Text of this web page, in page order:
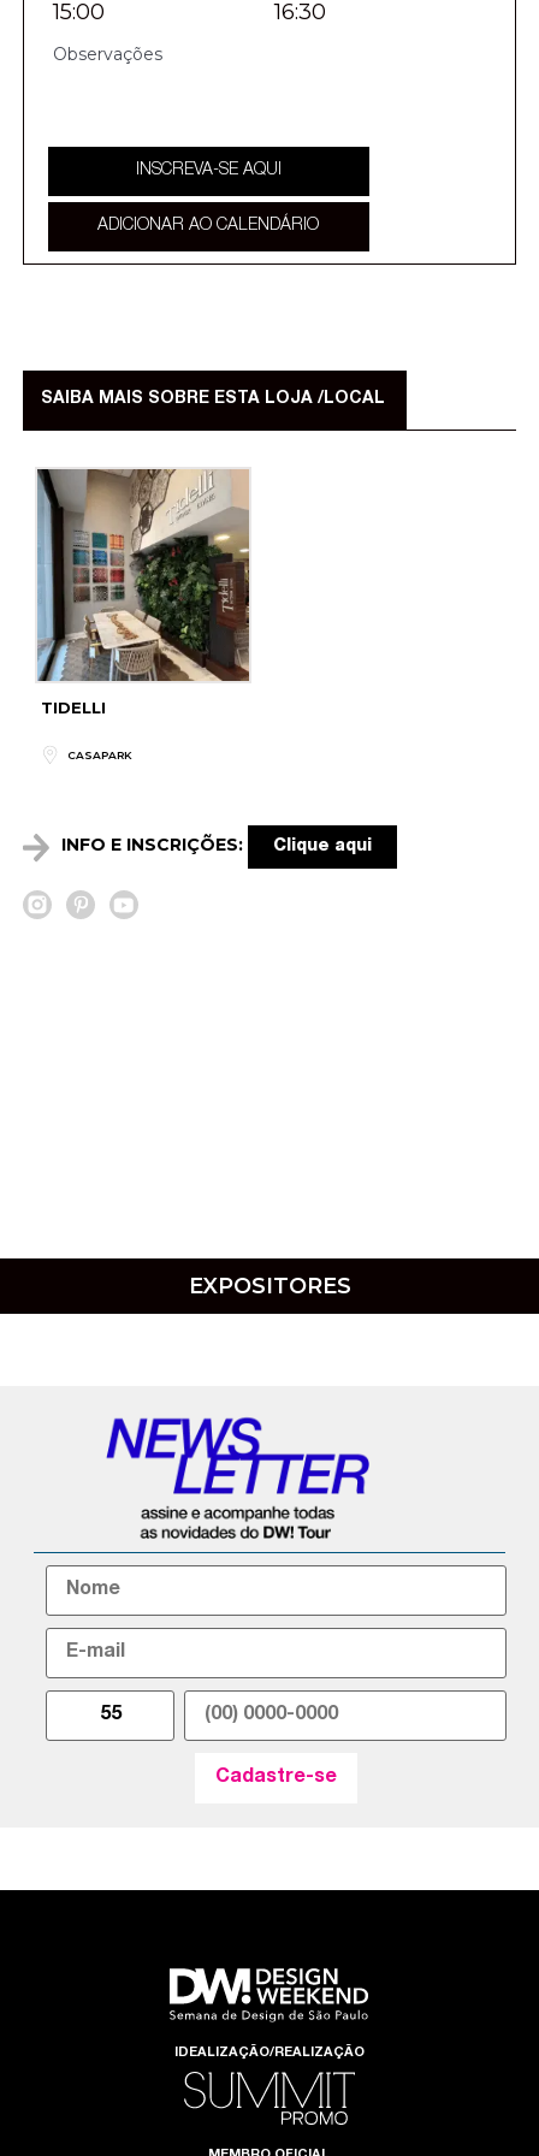
15:00 16:30
INSCREVA-SE AQUI
ADICIONAR AO CALENDÁRIO
SAIBA MAIS SOBRE ESTA LOJA /LOCAL
TIDELLI
CASAPARK
INFO E INSCRIÇÕES: Clique aqui
EXPOSITORES
IDEALIZAÇÃO/REALIZAÇÃO